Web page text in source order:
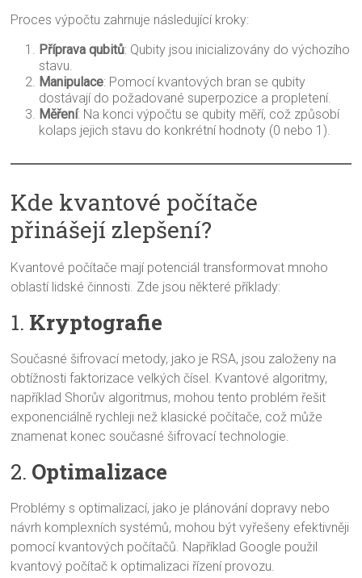
Proces výpočtu zahrnuje následující kroky:
Příprava qubitů: Qubity jsou inicializovány do výchozího
stavu.
Manipulace: Pomocí kvantových bran se qubity
dostávají do požadované superpozice a propletení.
Měření: Na konci výpočtu se qubity měří, což způsobí
kolaps jejich stavu do konkrétní hodnoty (0 nebo 1).
Kde kvantové počítače
přinášejí zlepšení?
Kvantové počítače mají potenciál transformovat mnoho
oblastí lidské činnosti. Zde jsou některé příklady:
1. Kryptografie
Současné šifrovací metody, jako je RSA, jsou založeny na
obtížnosti faktorizace velkých čísel. Kvantové algoritmy,
například Shorův algoritmus, mohou tento problém řešit
exponenciálně rychleji než klasické počítače, což může
znamenat konec současné šifrovací technologie.
2. Optimalizace
Problémy s optimalizací, jako je plánování dopravy nebo
návrh komplexních systémů, mohou být vyřešeny efektivněji
pomocí kvantových počítačů. Například Google použil
kvantový počítač k optimalizaci řízení provozu.